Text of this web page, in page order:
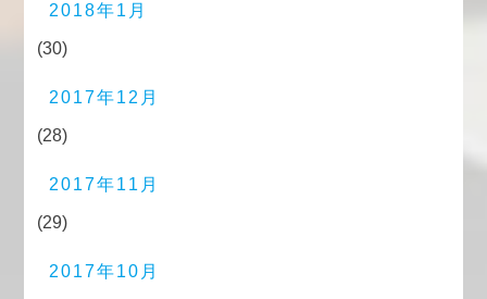
2018年1月
(30)
2017年12月
(28)
2017年11月
(29)
2017年10月